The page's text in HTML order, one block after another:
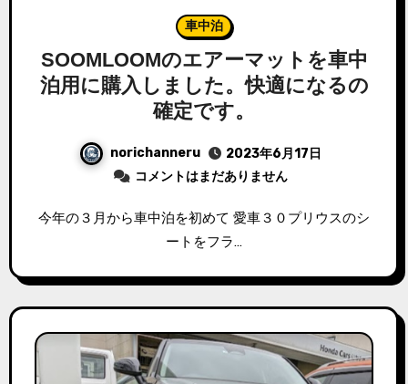
車中泊
SOOMLOOMのエアーマットを車中
泊用に購入しました。快適になるの
確定です。
norichanneru
2023年6月17日
コメントはまだありません
今年の３月から車中泊を初めて 愛車３０プリウスのシ
ートをフラ…